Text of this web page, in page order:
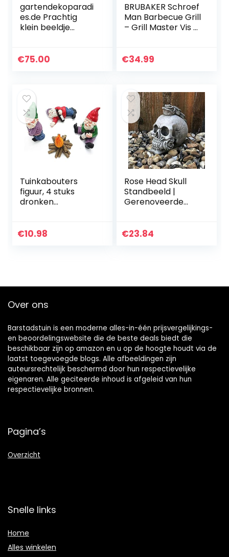
gartendekoparadi
es.de Prachtig
klein beeldje
vorstbestendig
€75.00
BRUBAKER Schroef
Man Barbecue Grill
– Grill Master Vis –
Man – Metal Figure
€34.99
Tuinkabouters
figuur, 4 stuks
dronken
gebruikt voor
€10.98
Rose Head Skull
Standbeeld |
Gerenoveerde
ornament
€23.84
Over ons
Barstadstuin is een moderne alles-in-één prijsvergelijkings-
en beoordelingswebsite die de beste deals biedt die
beschikbaar zijn op amazon en u op de hoogte houdt via de
laatst toegevoegde blogs. Alle afbeeldingen zijn
auteursrechtelijk beschermd door hun respectievelijke
eigenaren. Alle geciteerde inhoud is afgeleid van hun
respectievelijke bronnen.
Pagina’s
Overzicht
Snelle links
Home
Alles winkelen